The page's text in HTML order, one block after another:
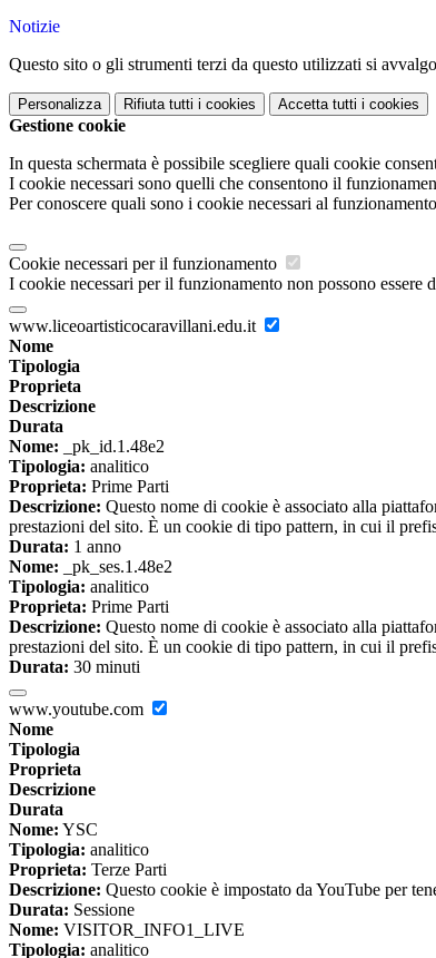
Notizie
Questo sito o gli strumenti terzi da questo utilizzati si
Personalizza Rifiuta tutti i cookies Accetta tutti i cookies
Gestione cookie
In questa schermata è possibile scegliere quali cookie
I cookie necessari sono quelli che consentono il
Per conoscere quali sono i cookie necessari al
Cookie necessari per il funzionamento
I cookie necessari per il funzionamento non possono
www.liceoartisticocaravillani.edu.it
Nome
Tipologia
Proprieta
Descrizione
Durata
Nome: _pk_id.1.48e2
Tipologia: analitico
Proprieta: Prime Parti
Descrizione: Questo nome di cookie è associato alla
prestazioni del sito. È un cookie di tipo pattern, in cui il
Durata: 1 anno
Nome: _pk_ses.1.48e2
Tipologia: analitico
Proprieta: Prime Parti
Descrizione: Questo nome di cookie è associato alla
prestazioni del sito. È un cookie di tipo pattern, in cui il
Durata: 30 minuti
www.youtube.com
Nome
Tipologia
Proprieta
Descrizione
Durata
Nome: YSC
Tipologia: analitico
Proprieta: Terze Parti
Descrizione: Questo cookie è impostato da YouTube per
Durata: Sessione
Nome: VISITOR_INFO1_LIVE
Tipologia: analitico